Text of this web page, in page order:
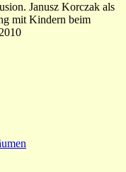
Janusz Korczak als
mit Kindern beim